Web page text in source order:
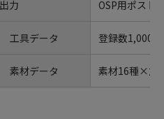
力 OSP用ポスト
工具データ 登録数1,000
素材データ 素材16種×加